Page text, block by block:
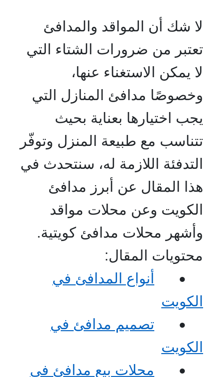
لا شك أن المواقد والمدافئ
تعتبر من ضرورات الشتاء التي
لا يمكن الاستغناء عنها،
وخصوصًا مدافئ المنازل التي
يجب اختيارها بعناية بحيث
تتناسب مع طبيعة المنزل وتوفّر
التدفئة اللازمة له، سنتحدث في
هذا المقال عن أبرز مدافئ
الكويت وعن محلات مواقد
وأشهر محلات مدافئ كويتية.
محتويات المقال:
• أنواع المدافئ في
الكويت
• تصميم مدافئ في
الكويت
• محلات بيع مدافئ في